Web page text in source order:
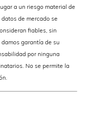
a un riesgo material de
de mercado se
fiables, sin
garantía de su
por ninguna
No se permite la